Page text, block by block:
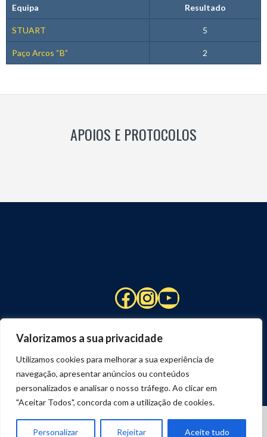
Valorizamos a sua privacidade
Utilizamos cookies para melhorar a sua experiência de
navegação, apresentar anúncios ou conteúdos
personalizados e analisar o nosso tráfego. Ao clicar em
"Aceitar Todos", concorda com a utilização de cookies.
Personalizar Rejeitar Aceite tudo
Equipa Resultado
STUART 5
Paço Arcos “B” 2
APOIOS E PROTOCOLOS
Facebook
Instagram
YouTube
DESENVOLVIDO POR
JOSEXAVIER.COM